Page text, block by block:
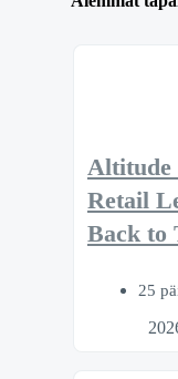
Altitude
Retail
Back to
25